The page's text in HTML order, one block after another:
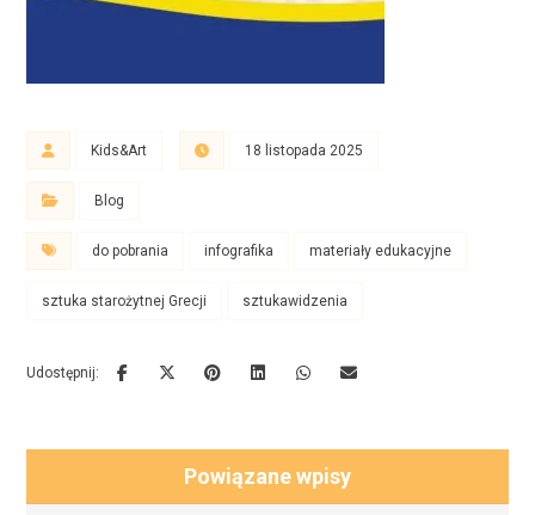
Kids&Art 18 listopada 2025
Blog
do pobrania infografika materiały edukacyjne
sztuka starożytnej Grecji sztukawidzenia
Powiązane wpisy